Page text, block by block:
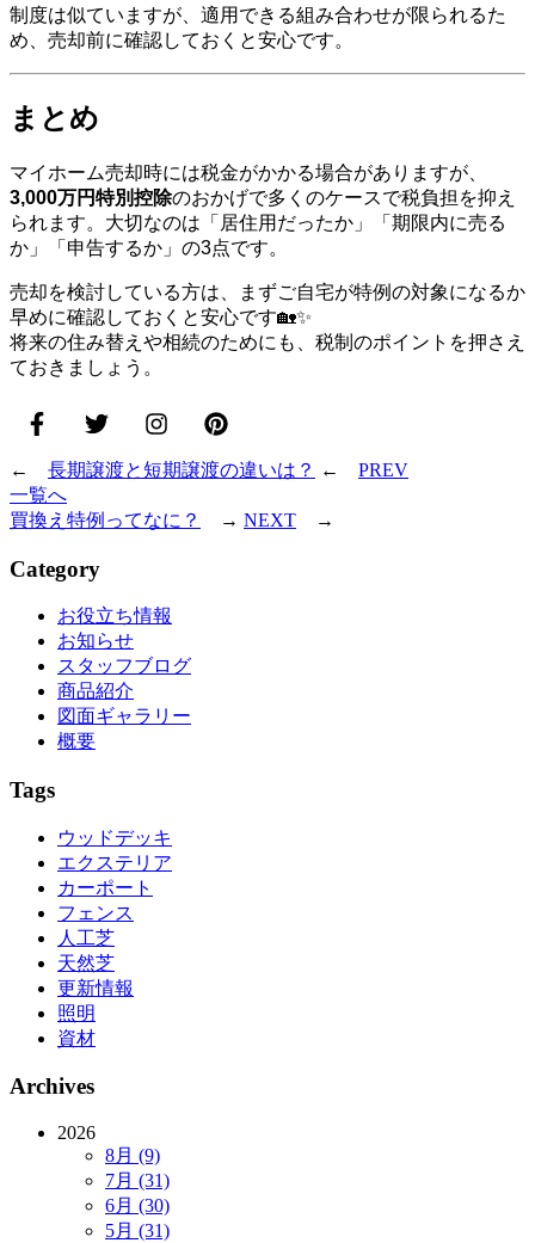
制度は似ていますが、適用できる組み合わせが限られるた
め、売却前に確認しておくと安心です。
まとめ
マイホーム売却時には税金がかかる場合がありますが、
3,000万円特別控除のおかげで多くのケースで税負担を抑え
られます。大切なのは「居住用だったか」「期限内に売る
か」「申告するか」の3点です。
売却を検討している方は、まずご自宅が特例の対象になるか
早めに確認しておくと安心です🏡✨
将来の住み替えや相続のためにも、税制のポイントを押さえ
ておきましょう。
← 長期譲渡と短期譲渡の違いは？ ← PREV
一覧へ
買換え特例ってなに？
→ NEXT →
Category
お役立ち情報
お知らせ
スタッフブログ
商品紹介
図面ギャラリー
概要
Tags
ウッドデッキ
エクステリア
カーポート
フェンス
人工芝
天然芝
更新情報
照明
資材
Archives
2026
8月 (9)
7月 (31)
6月 (30)
5月 (31)